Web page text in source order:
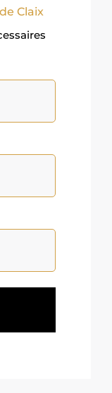
Claix